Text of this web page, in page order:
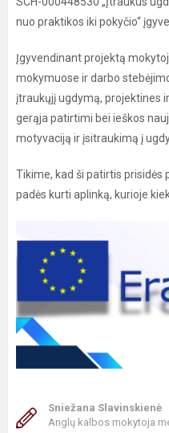
nuo praktikos iki pokyčio“
Įgyvendinant projektą
mokymuose ir darbo
įtraukųjį ugdymą, projektines
gerąja patirtimi bei ieškos
motyvaciją ir įsitraukimą į
Tikime, kad ši patirtis prisidės
padės kurti aplinką, kurioje
Sniežana Slavinskienė
Anglų kalbos mokytoja